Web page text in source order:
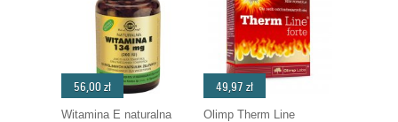
56,00 zł
Witamina E naturalna
49,97 zł
Olimp Therm Line